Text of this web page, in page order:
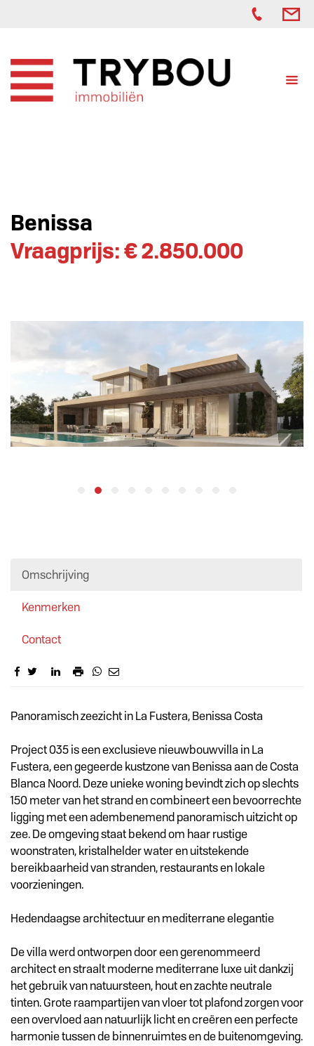
Benissa
Vraagprijs: € 2.850.000
Omschrijving
Kenmerken
Contact
Omschrijving
Panoramisch zeezicht in La Fustera, Benissa Costa
Project 035 is een exclusieve nieuwbouwvilla in La
Fustera, een gegeerde kustzone van Benissa aan de Costa
Blanca Noord. Deze unieke woning bevindt zich op slechts
150 meter van het strand en combineert een bevoorrechte
ligging met een adembenemend panoramisch uitzicht op
zee. De omgeving staat bekend om haar rustige
woonstraten, kristalhelder water en uitstekende
bereikbaarheid van stranden, restaurants en lokale
voorzieningen.
Hedendaagse architectuur en mediterrane elegantie
De villa werd ontworpen door een gerenommeerd
architect en straalt moderne mediterrane luxe uit dankzij
het gebruik van natuursteen, hout en zachte neutrale
tinten. Grote raampartijen van vloer tot plafond zorgen voor
een overvloed aan natuurlijk licht en creëren een perfecte
harmonie tussen de binnenruimtes en de buitenomgeving.